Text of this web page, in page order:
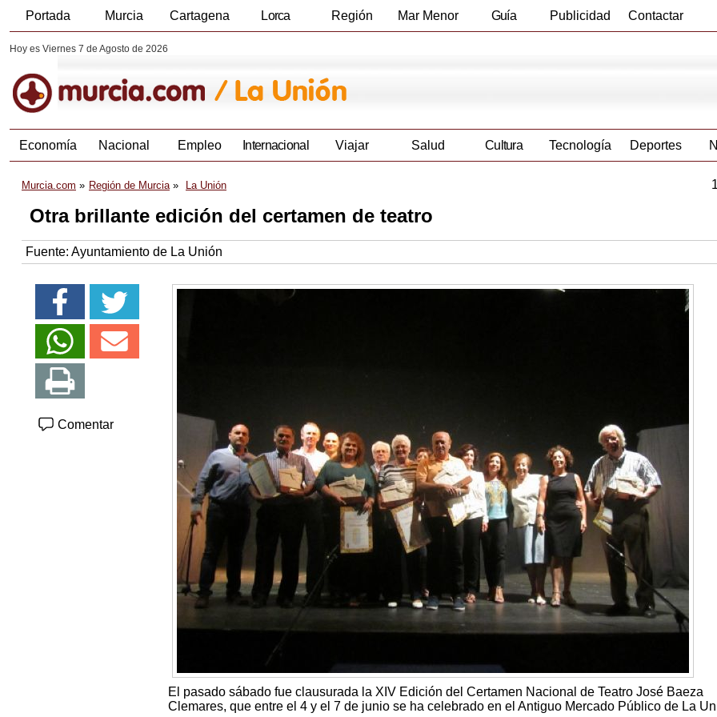
Portada Murcia Cartagena Lorca Región Mar Menor Guía Publicidad Contactar
Hoy es Viernes 7 de Agosto de 2026
Economía Nacional Empleo Internacional Viajar Salud Cultura Tecnología Deportes
Murcia.com Región de Murcia La Unión
Otra brillante edición del certamen de teatro
Fuente: Ayuntamiento de La Unión
Comentar
El pasado sábado fue clausurada la XIV Edición del Certamen Nacional de Teatro José Baeza
Clemares, que entre el 4 y el 7 de junio se ha celebrado en el Antiguo Mercado Público de La